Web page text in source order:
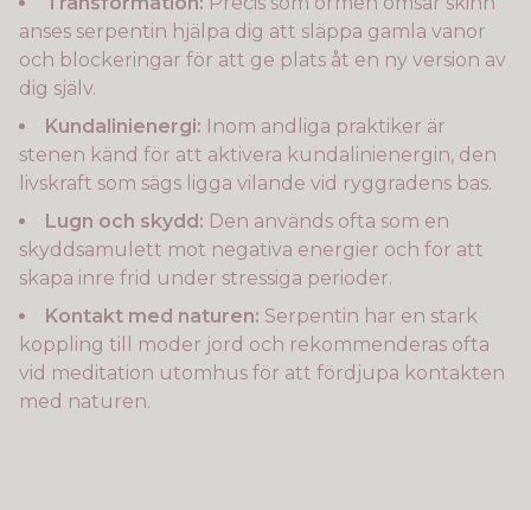
anses serpentin hjälpa dig att släppa gamla vanor
och blockeringar för att ge plats åt en ny version av
dig själv.
Kundalinienergi: Inom andliga praktiker är
stenen känd för att aktivera kundalinienergin, den
livskraft som sägs ligga vilande vid ryggradens bas.
Lugn och skydd: Den används ofta som en
skyddsamulett mot negativa energier och för att
skapa inre frid under stressiga perioder.
Kontakt med naturen: Serpentin har en stark
koppling till moder jord och rekommenderas ofta
vid meditation utomhus för att fördjupa kontakten
med naturen.